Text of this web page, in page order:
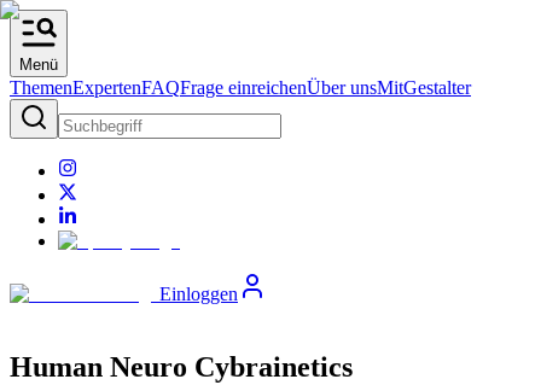
Menü
ThemenExpertenFAQFrage einreichenÜber unsMitGestalter
Einloggen
Human Neuro Cybrainetics